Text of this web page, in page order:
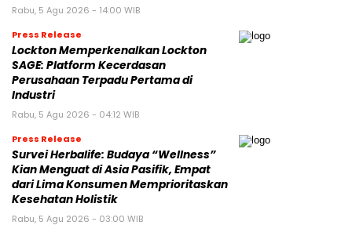
Rabu, 5 Agu 2026 - 14:00 WIB
Press Release
Lockton Memperkenalkan Lockton
SAGE: Platform Kecerdasan
Perusahaan Terpadu Pertama di
Industri
Rabu, 5 Agu 2026 - 04:12 WIB
Press Release
Survei Herbalife: Budaya “Wellness”
Kian Menguat di Asia Pasifik, Empat
dari Lima Konsumen Memprioritaskan
Kesehatan Holistik
Rabu, 5 Agu 2026 - 03:00 WIB